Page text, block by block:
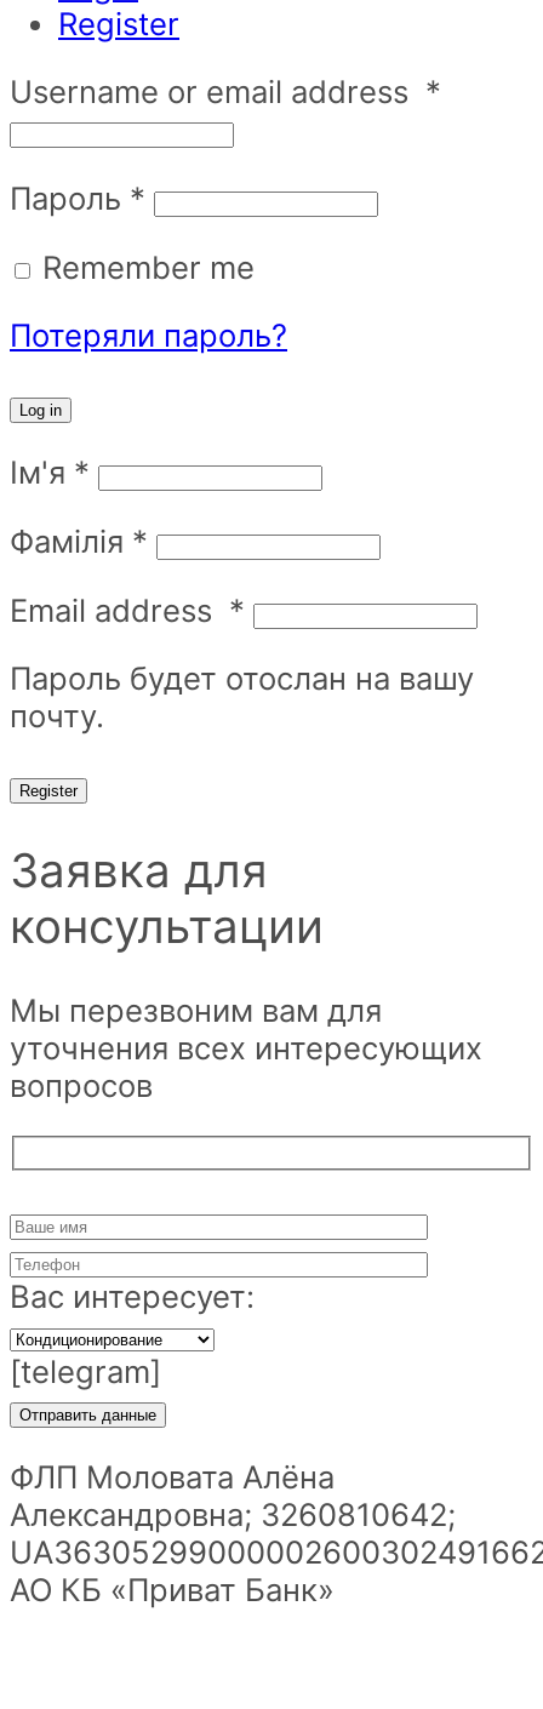
Register
Username or email address *
Пароль *
Remember me
Потеряли пароль?
Log in
Ім'я *
Фамілія *
Email address *
Пароль будет отослан на вашу
почту.
Register
Заявка для
консультации
Мы перезвоним вам для
уточнения всех интересующих
вопросов
Вас интересует:
[telegram]
ФЛП Моловата Алёна
Александровна; 3260810642;
АО КБ «Приват Банк»